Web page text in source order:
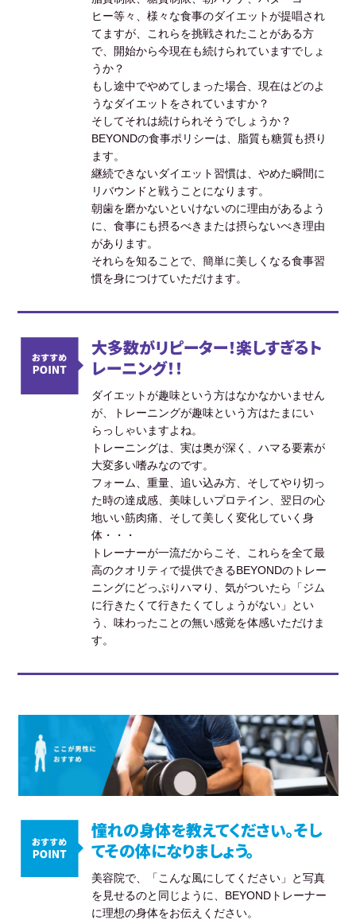
ヒー等々、様々な食事のダイエットが提唱され
てますが、これらを挑戦されたことがある方
で、開始から今現在も続けられていますでしょ
うか？
もし途中でやめてしまった場合、現在はどのよ
うなダイエットをされていますか？
そしてそれは続けられそうでしょうか？
BEYONDの食事ポリシーは、脂質も糖質も摂り
ます。
継続できないダイエット習慣は、やめた瞬間に
リバウンドと戦うことになります。
朝歯を磨かないといけないのに理由があるよう
に、食事にも摂るべきまたは摂らないべき理由
があります。
それらを知ることで、簡単に美しくなる食事習
慣を身につけていただけます。
大多数がリピーター！楽しすぎるト
レーニング！！
ダイエットが趣味という方はなかなかいません
が、トレーニングが趣味という方はたまにい
らっしゃいますよね。
トレーニングは、実は奥が深く、ハマる要素が
大変多い嗜みなのです。
フォーム、重量、追い込み方、そしてやり切っ
た時の達成感、美味しいプロテイン、翌日の心
地いい筋肉痛、そして美しく変化していく身
体・・・
トレーナーが一流だからこそ、これらを全て最
高のクオリティで提供できるBEYONDのトレー
ニングにどっぷりハマり、気がついたら「ジム
に行きたくて行きたくてしょうがない」とい
う、味わったことの無い感覚を体感いただけま
す。
憧れの身体を教えてください。そし
てその体になりましょう。
美容院で、「こんな風にしてください」と写真
を見せるのと同じように、BEYONDトレーナー
に理想の身体をお伝えください。